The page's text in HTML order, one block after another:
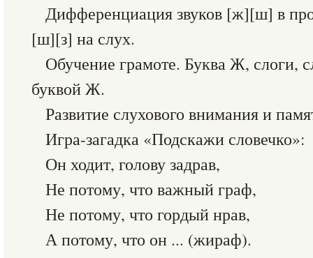
Дифференциация звуков [ж][ш] в
[ш][з] на слух.
Обучение грамоте. Буква Ж, слоги,
буквой Ж.
Развитие слухового внимания и
Игра-загадка «Подскажи словечко»:
Он ходит, голову задрав,
Не потому, что важный граф,
Не потому, что гордый нрав,
А потому, что он ... (жираф).